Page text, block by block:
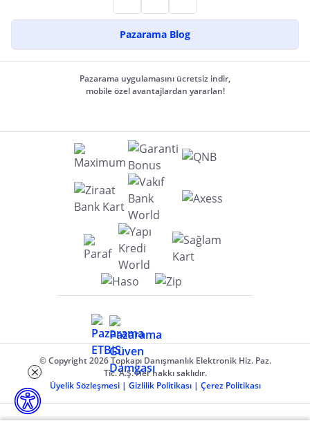
Pazarama Blog
Pazarama uygulamasını ücretsiz indir,
mobile özel avantajlardan yararlan!
© Copyright 2026 Topkapı Danışmanlık Elektronik Hiz. Paz.
Tic. A.Ş. Her hakkı saklıdır.
Üyelik Sözleşmesi | Gizlilik Politikası | Çerez Politikası